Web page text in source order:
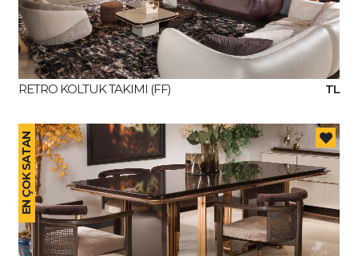
RETRO KOLTUK TAKIMI (FF) TL
EN ÇOK SATAN